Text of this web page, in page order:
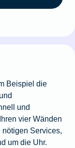
Beispiel die
und
vier Wänden
Services,
um die Uhr.